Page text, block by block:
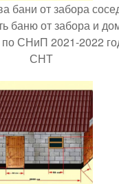
бани от забора
баню от забора и
по СНиП 2021-2022
СНТ